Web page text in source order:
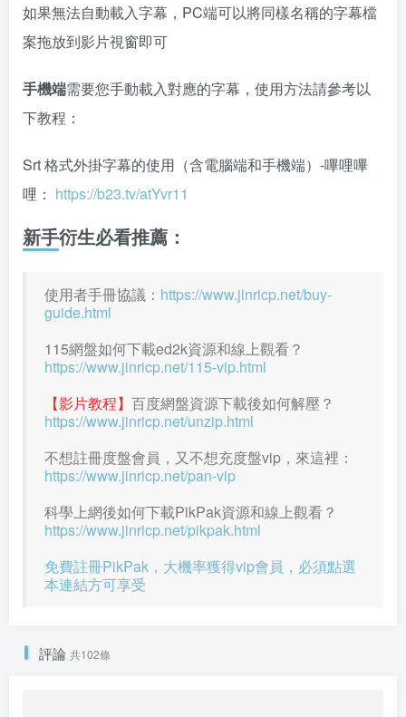
如果無法自動載入字幕，PC端可以將同樣名稱的字幕檔
案拖放到影片視窗即可
手機端需要您手動載入對應的字幕，使用方法請參考以
下教程：
Srt 格式外掛字幕的使用（含電腦端和手機端）-嗶哩嗶
哩： https://b23.tv/atYvr11
新手衍生必看推薦：
使用者手冊協議： https://www.jinricp.net/buy-
guide.html
115網盤如何下載ed2k資源和線上觀看？
https://www.jinricp.net/115-vip.html
【影片教程】 百度網盤資源下載後如何解壓？
https://www.jinricp.net/unzip.html
不想註冊度盤會員，又不想充度盤vip，來這裡：
https://www.jinricp.net/pan-vip
科學上網後如何下載PikPak資源和線上觀看？
https://www.jinricp.net/pikpak.html
免費註冊PikPak，大機率獲得vip會員，必須點選
本連結方可享受
評論 共102條